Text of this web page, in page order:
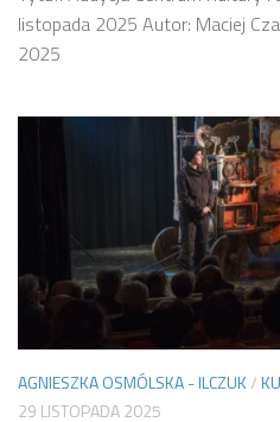
listopada 2025 Autor: Maciej
2025
AGNIESZKA OSMÓLSKA - ILCZUK/
29 LISTOPADA 2025